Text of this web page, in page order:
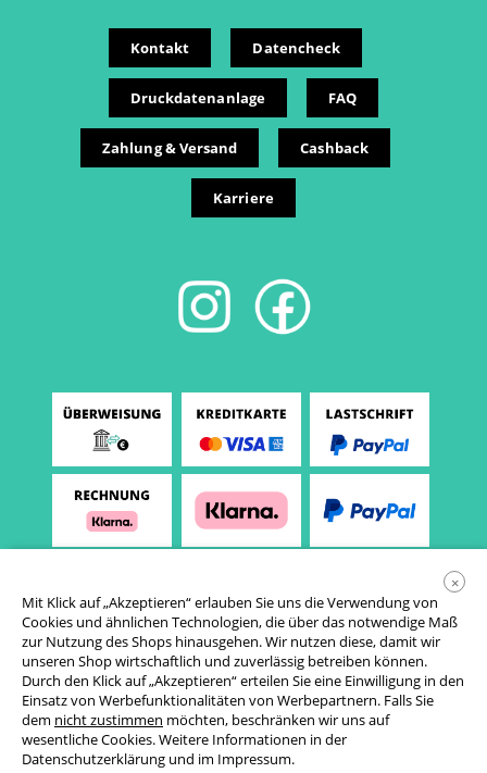
Kontakt Datencheck
Druckdatenanlage FAQ
Zahlung & Versand Cashback
Karriere
AGB
Datenschutzerklärung
×
Mit Klick auf „Akzeptieren“ erlauben Sie uns die Verwendung von
Cookies und ähnlichen Technologien, die über das notwendige Maß
zur Nutzung des Shops hinausgehen. Wir nutzen diese, damit wir
unseren Shop wirtschaftlich und zuverlässig betreiben können.
Durch den Klick auf „Akzeptieren“ erteilen Sie eine Einwilligung in den
Einsatz von Werbefunktionalitäten von Werbepartnern. Falls Sie
dem nicht zustimmen möchten, beschränken wir uns auf
wesentliche Cookies. Weitere Informationen in der
Datenschutzerklärung und im Impressum.